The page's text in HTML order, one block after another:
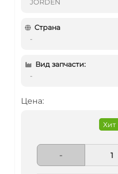
JORDEN
Страна
-
Вид запчасти:
-
Цена:
Хит
-